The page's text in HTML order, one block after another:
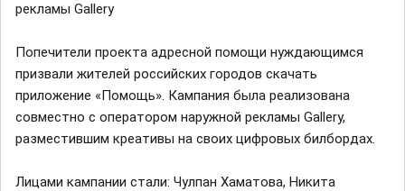
рекламы Gallery
Попечители проекта адресной помощи нуждающимся
призвали жителей российских городов скачать
приложение «Помощь». Кампания была реализована
совместно с оператором наружной рекламы Gallery,
разместившим креативы на своих цифровых билбордах.
Лицами кампании стали: Чулпан Хаматова, Никита